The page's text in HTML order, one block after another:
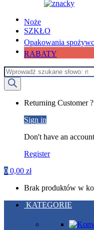
Noże
SZKŁO
Opakowania
RABATY
Wyszukiwarka
produktów
Returning Customer ?
Sign in
Don't have an
Register
0 0,00 zł
Brak produktów w
KATEGORIE